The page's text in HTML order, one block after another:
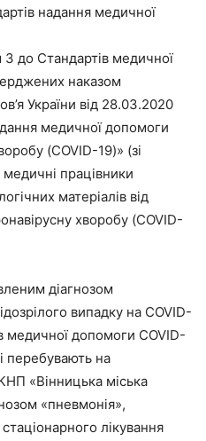
надання медичної
до Стандартів медичної
наказом
України від 28.03.2020
медичної допомоги
(COVID-19)» (зі
працівники
матеріалів від
хворобу (COVID-
діагнозом
випадку на COVID-
медичної допомоги COVID-
перебувають на
«Вінницька міська
«пневмонія»,
лікування